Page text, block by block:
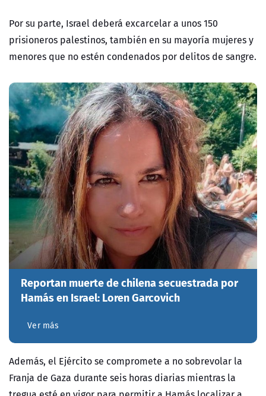
Por su parte, Israel deberá excarcelar a unos 150
prisioneros palestinos, también en su mayoría mujeres y
menores que no estén condenados por delitos de sangre.
Reportan muerte de chilena secuestrada por
Hamás en Israel: Loren Garcovich
Ver más
Además, el Ejército se compromete a no sobrevolar la
Franja de Gaza durante seis horas diarias mientras la